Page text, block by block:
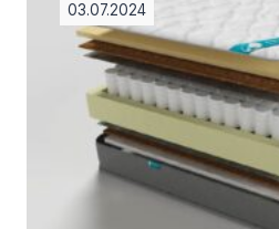
03.07.2024